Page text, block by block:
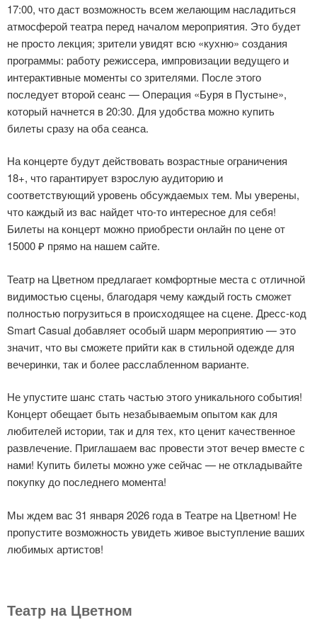
17:00, что даст возможность всем желающим насладиться
атмосферой театра перед началом мероприятия. Это будет
не просто лекция; зрители увидят всю «кухню» создания
программы: работу режиссера, импровизации ведущего и
интерактивные моменты со зрителями. После этого
последует второй сеанс — Операция «Буря в Пустыне»,
который начнется в 20:30. Для удобства можно купить
билеты сразу на оба сеанса.
На концерте будут действовать возрастные ограничения
18+, что гарантирует взрослую аудиторию и
соответствующий уровень обсуждаемых тем. Мы уверены,
что каждый из вас найдет что-то интересное для себя!
Билеты на концерт можно приобрести онлайн по цене от
15000 ₽ прямо на нашем сайте.
Театр на Цветном предлагает комфортные места с отличной
видимостью сцены, благодаря чему каждый гость сможет
полностью погрузиться в происходящее на сцене. Дресс-код
Smart Casual добавляет особый шарм мероприятию — это
значит, что вы сможете прийти как в стильной одежде для
вечеринки, так и более расслабленном варианте.
Не упустите шанс стать частью этого уникального события!
Концерт обещает быть незабываемым опытом как для
любителей истории, так и для тех, кто ценит качественное
развлечение. Приглашаем вас провести этот вечер вместе с
нами! Купить билеты можно уже сейчас — не откладывайте
покупку до последнего момента!
Мы ждем вас 31 января 2026 года в Театре на Цветном! Не
пропустите возможность увидеть живое выступление ваших
любимых артистов!
Театр на Цветном